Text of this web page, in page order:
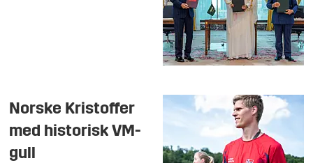
Norske Kristoffer
med historisk VM-
gull